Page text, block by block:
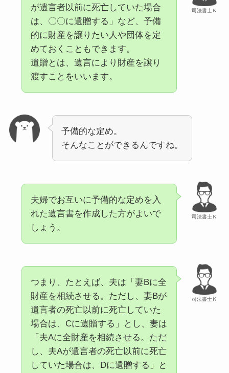
司法書士Ｋ
が遺言者以前に死亡していた場合
は、〇〇に遺贈する」など、予備
的に財産を譲りたい人や団体を定
めておくこともできます。
遺贈とは、遺言により財産を譲り
渡すことをいいます。
予備的な定め。
そんなことができるんですね。
司法書士Ｋ
夫婦でお互いに予備的な定めを入
れた遺言書を作成した方がよいで
しょう。
司法書士Ｋ
つまり、たとえば、夫は「妻Bに全
財産を相続させる。ただし、妻Bが
遺言者の死亡以前に死亡していた
場合は、Cに遺贈する」とし、妻は
「夫Aに全財産を相続させる。ただ
し、夫Aが遺言者の死亡以前に死亡
していた場合は、Dに遺贈する」と